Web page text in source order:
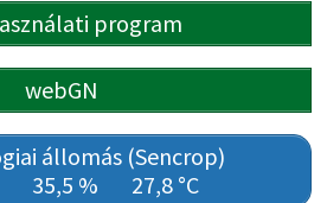
program
webGN
állomás (Sencrop)
35,5 % 27,8 °C